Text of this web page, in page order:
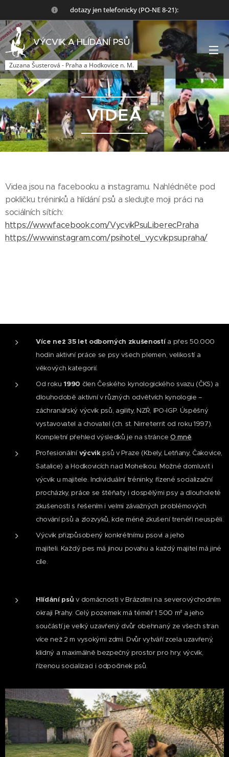
🙏dotazy jen telefonicky (PO-NE 8-21):
VÝCVIK A HLÍDÁNÍ PSŮ
Zuzana Šusterová - Praha a Hodkovice n. M.
VIDEA
Videa jsou na facebooku a instagramu. Nahlédněte pod
pokličku tréninků a hlídání psů a sledujte moji práci na
sociálních sítích:
https://www.facebook.com/VycvikPsuLiberecPraha
https://www.instagram.com/psihotel_vycvikpsupraha/
Více než 35 let odborných zkušenostía přes 50.000
hodin aktivní práce se psy všech plemen, velikostí a
věkových kategorií.
Od roku 1990 člen Českého kynologického svazu (ČKS) a
dlouhodobě aktivní v různých odvětvích kynologie –
záchranářský výcvik psů, agility, NZŘ, IPO-IGP. Úspěšný
vystavovatel a chovatel (ch. st. Nirreterrit od roku 1997).
Kompletní přehled výsledků je na stránce O mně.
Profesionálnívýcvikpsů v Praze (Kbely, Letňany, Čakovice,
Satalice) a Hodkovicích nad Mohelkou. Možné domluvit i
výcvik u majitele. Individuální tréninky, řízené socializační
procházky, práce se štěňaty i dospělými psy a dlouholeté
zkušenosti s řešením i velmi závažných problémových
chování psů a zlozvyků, kde méně zkušení trenéři neuspěli.
Výcvik přizpůsobený konkrétnímu psovi a jeho
majiteli. Každý pes má jinou povahu a každý majitel má jiné
cíle.
Hlídání psů v domácnosti v Brázdimi na severovýchodním
okraji Prahy. Celý pozemek má téměř 1 500 m² a jeho
součástí je velký uzavřený dvůr obehnaný ze všech stran
více než 2 m vysokými zdmi. Dvůr vytváří zcela uzavřený,
klidný a maximálně bezpečný prostor pro hry, výcvik,
řízenou socializaci i odpočinek psů.